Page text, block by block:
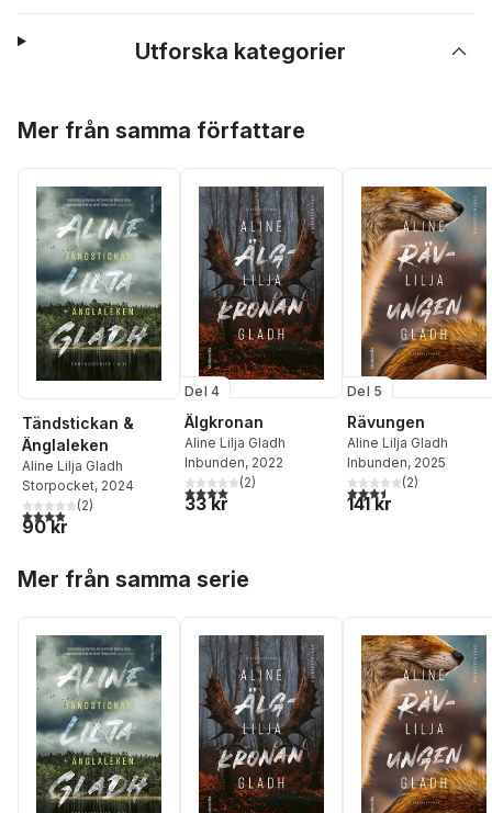
Utforska kategorier
Mer från samma författare
Tändstickan &
Änglaleken
Aline Lilja Gladh
Storpocket, 2024
4,0utav 5 stjärnor. Totalt antal röster:
(2)
90 kr
Del 4
Älgkronan
Aline Lilja Gladh
Inbunden, 2022
4,0utav 5 stjärnor. Totalt antal röster:
(2)
33 kr
Del 5
Rävungen
Aline Lilja Gladh
Inbunden, 2025
3,5utav 5 stjärnor.
(2)
141 kr
Mer från samma serie